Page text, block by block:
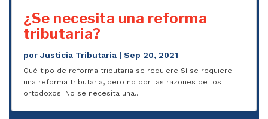
¿Se necesita una reforma
tributaria?
porJusticia Tributaria |Sep 20, 2021
Qué tipo de reforma tributaria se requiere Sí se requiere
una reforma tributaria, pero no por las razones de los
ortodoxos. No se necesita una...